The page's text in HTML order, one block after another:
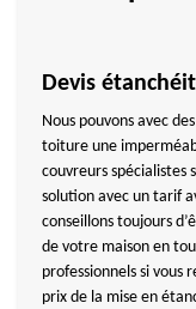
Devis
Nous pouvons avec
toiture une
couvreurs spécialistes
solution avec un tarif
conseillons toujours
de votre maison en
professionnels si vous
prix de la mise en